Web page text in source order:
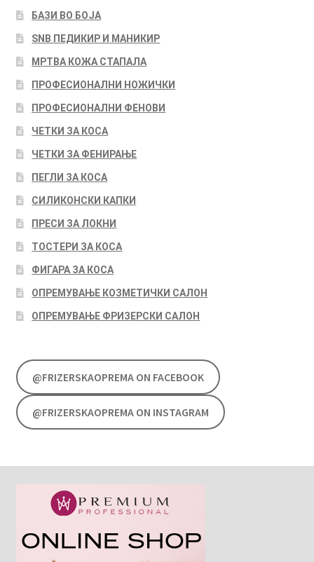
БАЗИ ВО БОЈА
SNB ПЕДИКИР И МАНИКИР
МРТВА КОЖА СТАПАЛА
ПРОФЕСИОНАЛНИ НОЖИЧКИ
ПРОФЕСИОНАЛНИ ФЕНОВИ
ЧЕТКИ ЗА КОСА
ЧЕТКИ ЗА ФЕНИРАЊЕ
ПЕГЛИ ЗА КОСА
СИЛИКОНСКИ КАПКИ
ПРЕСИ ЗА ЛОКНИ
ТОСТЕРИ ЗА КОСА
ФИГАРА ЗА КОСА
ОПРЕМУВАЊЕ КОЗМЕТИЧКИ САЛОН
ОПРЕМУВАЊЕ ФРИЗЕРСКИ САЛОН
@FRIZERSKAOPREMA ON FACEBOOK
@FRIZERSKAOPREMA ON INSTAGRAM